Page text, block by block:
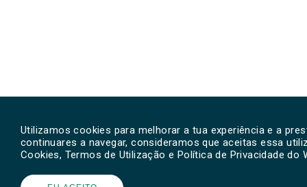
Utilizamos cookies para melhorar a tua experiência e a
continuares a navegar, consideramos que aceitas essa
Cookies, Termos de Utilização e Política de Privacidade do